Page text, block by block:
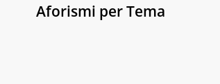
Aforismi per Tema